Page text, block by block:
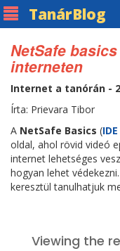
TanárBlog
NetSafe
interneten
Internet a tanórán -
Írta: Prievara Tibor
A NetSafe Basics (
oldal, ahol rövid videó
internet lehetséges
hogyan lehet
keresztül tanulhatjuk